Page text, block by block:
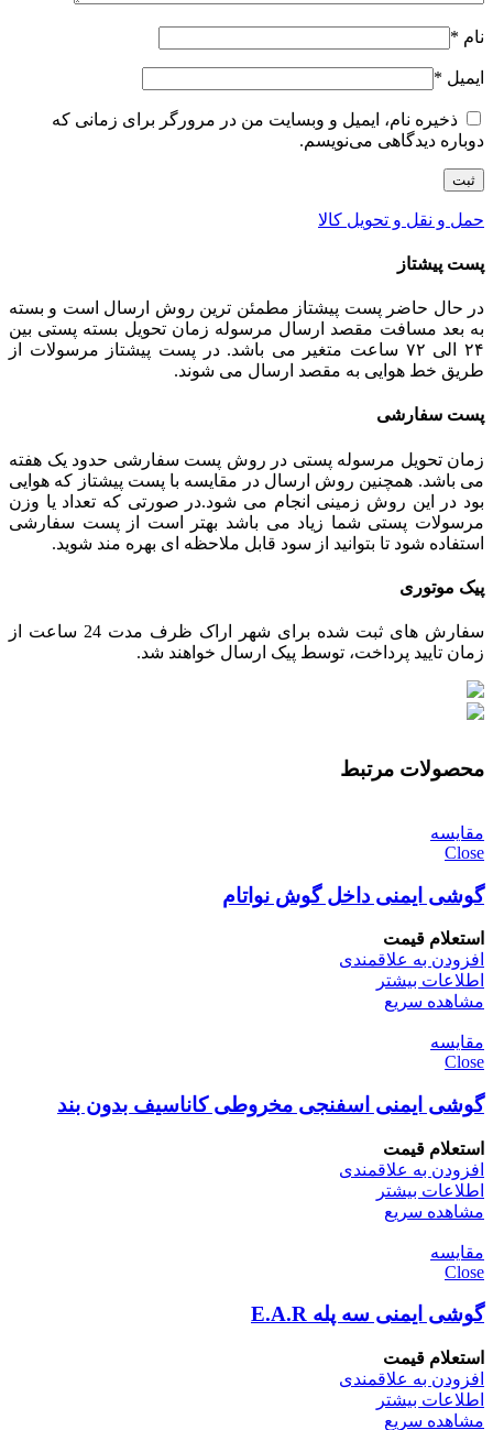
نام *
ایمیل *
ذخیره نام، ایمیل و وبسایت من در مرورگر برای زمانی که
دوباره دیدگاهی می‌نویسم.
حمل و نقل و تحویل کالا
پست پیشتاز
در حال حاضر پست پیشتاز مطمئن ترین روش ارسال است و بسته
به بعد مسافت مقصد ارسال مرسوله زمان تحویل بسته پستی بین
۲۴ الی ۷۲ ساعت متغیر می باشد. در پست پیشتاز مرسولات از
طریق خط هوایی به مقصد ارسال می شوند.
پست سفارشی
زمان تحویل مرسوله پستی در روش پست سفارشی حدود یک هفته
می باشد. همچنین روش ارسال در مقایسه با پست پیشتاز که هوایی
بود در این روش زمینی انجام می شود.در صورتی که تعداد یا وزن
مرسولات پستی شما زیاد می باشد بهتر است از پست سفارشی
استفاده شود تا بتوانید از سود قابل ملاحظه ای بهره مند شوید.
پیک موتوری
سفارش های ثبت شده برای شهر اراک ظرف مدت 24 ساعت از
زمان تایید پرداخت، توسط پیک ارسال خواهند شد.
محصولات مرتبط
مقایسه
Close
گوشی ایمنی داخل گوش نواتام
استعلام قیمت
افزودن به علاقمندی
اطلاعات بیشتر
مشاهده سریع
مقایسه
Close
گوشی ایمنی اسفنجی مخروطی کاناسیف بدون بند
استعلام قیمت
افزودن به علاقمندی
اطلاعات بیشتر
مشاهده سریع
مقایسه
Close
گوشی ایمنی سه پله E.A.R
استعلام قیمت
افزودن به علاقمندی
اطلاعات بیشتر
مشاهده سریع